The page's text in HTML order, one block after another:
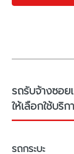
รถรับจ้างซอ
ให้เลือกใช้บริก
รถกระบะ